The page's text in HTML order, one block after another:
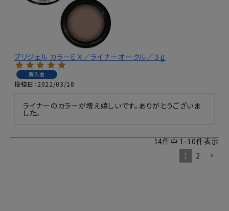
プリジェル カラーＥＸ／ライナーオークル／３ｇ
購入者
投稿日 2022/03/18
ライナーのカラーが増え嬉しいです。ありがとうございま
した。
14件中1-10件表示
1
2